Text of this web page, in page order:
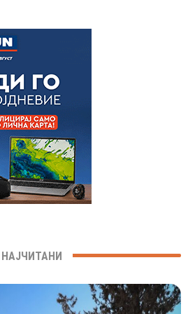
НАЈЧИТАНИ